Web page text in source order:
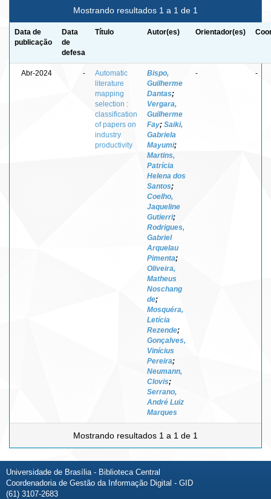
Mostrando resultados 1 a 1 de 1
Data de
publicação
Data
de
defesa
Título Autor(es) Orientador(es)
Abr-2024 -
Automatic
literature
mapping
selection :
classification
of papers on
industry
productivity
Bispo,
Guilherme
Dantas;
Vergara,
Guilherme
Fay; Saiki,
Gabriela
Mayumi;
Martins,
Patrícia
Helena dos
Santos;
Coelho,
Jaqueline
Gutierri;
Rodrigues,
Gabriel
Arquelau
Pimenta;
Oliveira,
Matheus
Noschang
de;
Mosquéra,
Letícia
Rezende;
Gonçalves,
Vinícius
Pereira;
Neumann,
Clovis;
Serrano,
André Luiz
Marques
- -
Mostrando resultados 1 a 1 de 1
Universidade de Brasília - Biblioteca Central
Coordenadoria de Gestão da Informação Digital - GID
(61) 3107-2683